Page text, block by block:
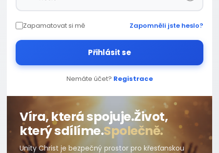
Zapamatovat si mě Zapomněli jste heslo?
Přihlásit se
Nemáte účet? Registrace
Víra, která spojuje.Život,
který sdílíme.Společně.
Unity Christ je bezpečný prostor pro křesťanskou